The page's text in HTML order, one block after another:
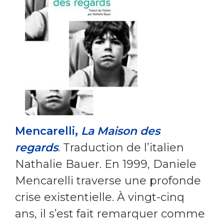
Mencarelli, La Maison des
regards. Traduction de l’italien
Nathalie Bauer. En 1999, Daniele
Mencarelli traverse une profonde
crise existentielle. À vingt-cinq
ans, il s’est fait remarquer comme